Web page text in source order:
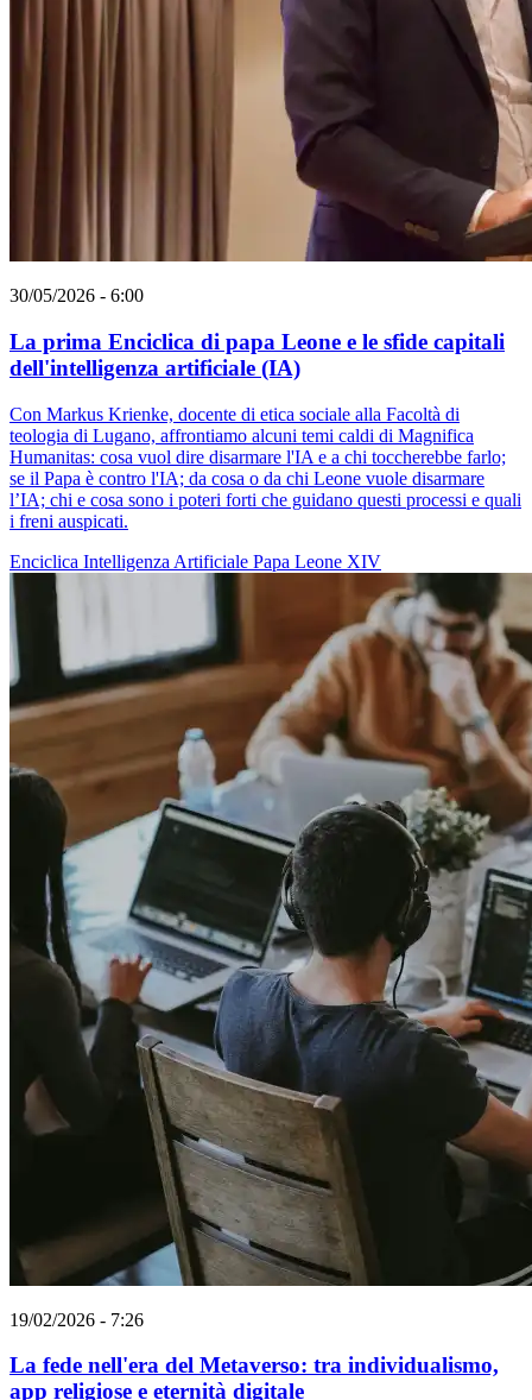
30/05/2026 - 6:00
La prima Enciclica di papa Leone e le sfide capitali
dell'intelligenza artificiale (IA)
Con Markus Krienke, docente di etica sociale alla Facoltà di
teologia di Lugano, affrontiamo alcuni temi caldi di Magnifica
Humanitas: cosa vuol dire disarmare l'IA e a chi toccherebbe farlo;
se il Papa è contro l'IA; da cosa o da chi Leone vuole disarmare
l’IA; chi e cosa sono i poteri forti che guidano questi processi e quali
i freni auspicati.
Enciclica Intelligenza Artificiale Papa Leone XIV
19/02/2026 - 7:26
La fede nell'era del Metaverso: tra individualismo,
app religiose e eternità digitale